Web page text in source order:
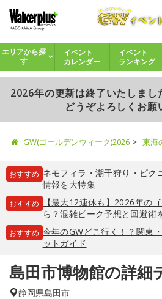
エリアから探
す
イベント
カレンダー
イベント
ランキング
2026年の更新は終了いたしまし
どうぞよろしくお願
GW(ゴールデンウィーク)2026 東海
おすすめ ネモフィラ ・ 潮干狩り ・ ピク
情報を大特集
おすすめ
【最大12連休も】2026年の
ら？混雑ピーク予想と回避術
おすすめ 今年のGWどこ行く！？関東
ットガイド
島田市博物館の詳細
静岡県島田市